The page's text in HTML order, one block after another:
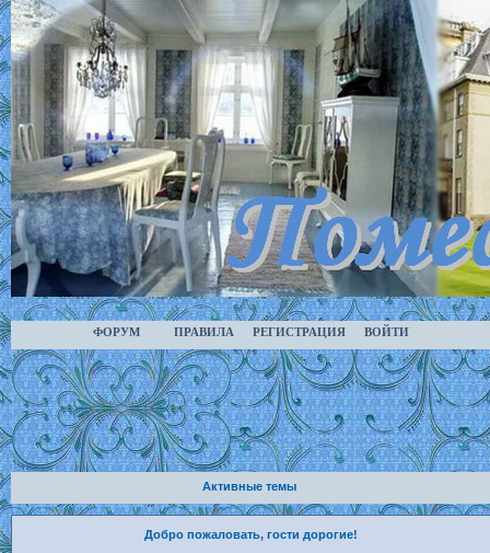
ФОРУМ ПРАВИЛА РЕГИСТРАЦИЯ ВОЙТИ
Активные темы
Добро пожаловать, гости дорогие!